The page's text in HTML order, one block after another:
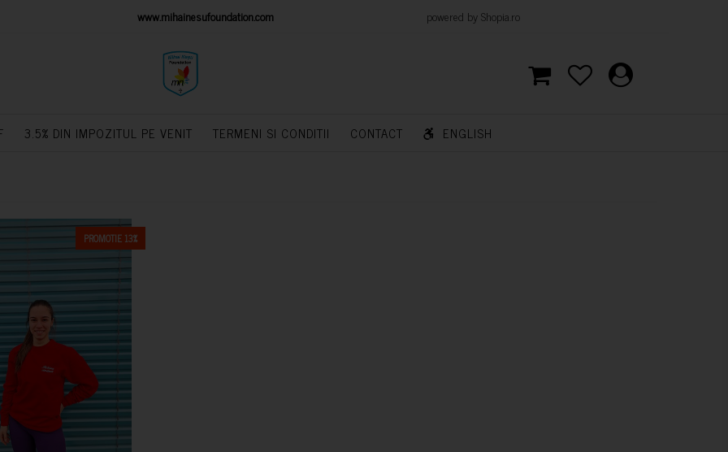
PLATFORM www.mihainesufoundation.com powered by Shopia.ro
3.5% DIN IMPOZITUL PE VENIT TERMENI SI CONDITII CONTACT ENGLISH
PROMOTIE 13%
CUMPARA